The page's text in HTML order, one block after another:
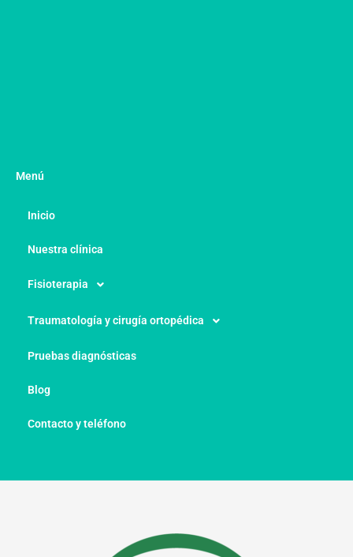
Menú
Inicio
Nuestra clínica
Fisioterapia
Traumatología y cirugía ortopédica
Pruebas diagnósticas
Blog
Contacto y teléfono